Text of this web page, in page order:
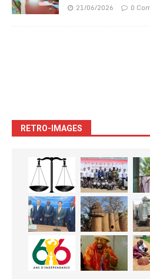
21/06/2026 0
RETRO-IMAGES